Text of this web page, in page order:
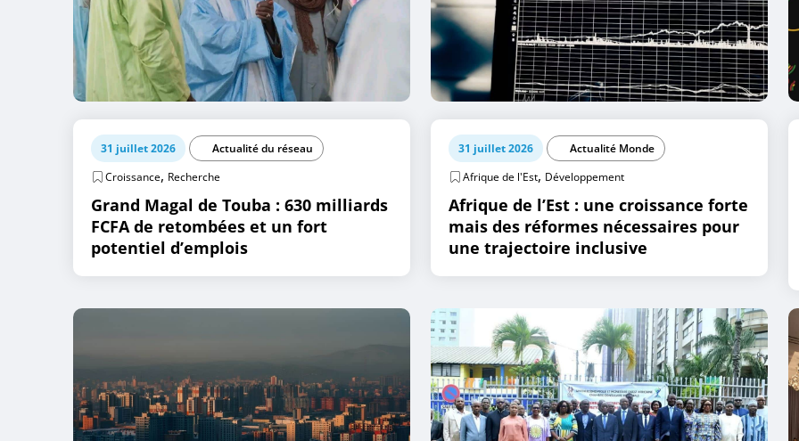
31 juillet 2026
Actualité du réseau
Croissance, Recherche
Grand Magal de Touba : 630 milliards
FCFA de retombées et un fort
potentiel d’emplois
31 juillet 2026
Actualité Monde
Afrique de l'Est, Développement
Afrique de l’Est : une croissance forte
mais des réformes nécessaires pour
une trajectoire inclusive